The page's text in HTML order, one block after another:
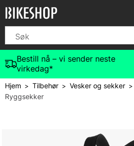
Bestill nå – vi sender neste
virkedag*
Hjem>Tilbehør>Vesker og sekker>
Ryggsekker